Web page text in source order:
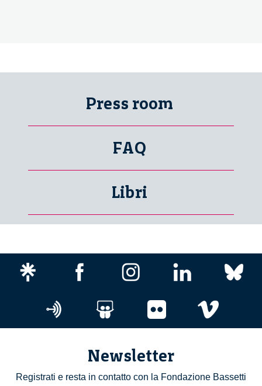
Press room
FAQ
Libri
Newsletter
Registrati e resta in contatto con la Fondazione Bassetti